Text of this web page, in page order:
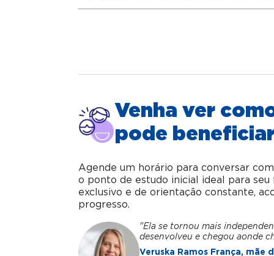
Venha ver
pode
Agende um horário para conversar
o ponto de estudo inicial ideal para
exclusivo e de orientação constante,
progresso.
"Ela se tornou mais
desenvolveu e chegou aonde
Veruska Ramos França, mãe